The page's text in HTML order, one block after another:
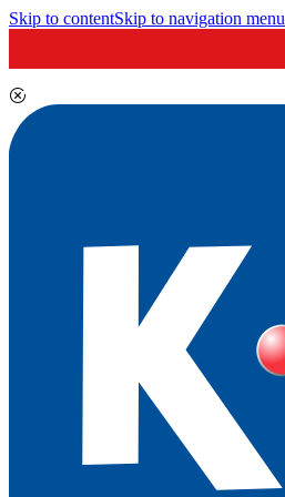
Skip to contentSkip to navigation menu